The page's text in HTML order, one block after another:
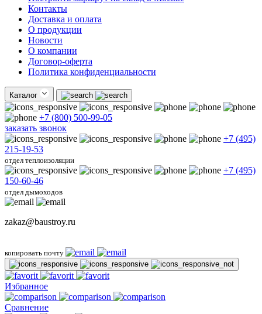
Контакты
Доставка и оплата
О продукции
Новости
О компании
Договор-оферта
Политика конфиденциальности
Каталог
+7 (800) 500-99-05
заказать звонок
+7 (495)
215-19-53
отдел теплоизоляции
+7 (495)
150-60-46
отдел дымоходов
zakaz@baustroy.ru
копировать почту
Избранное
Сравнение